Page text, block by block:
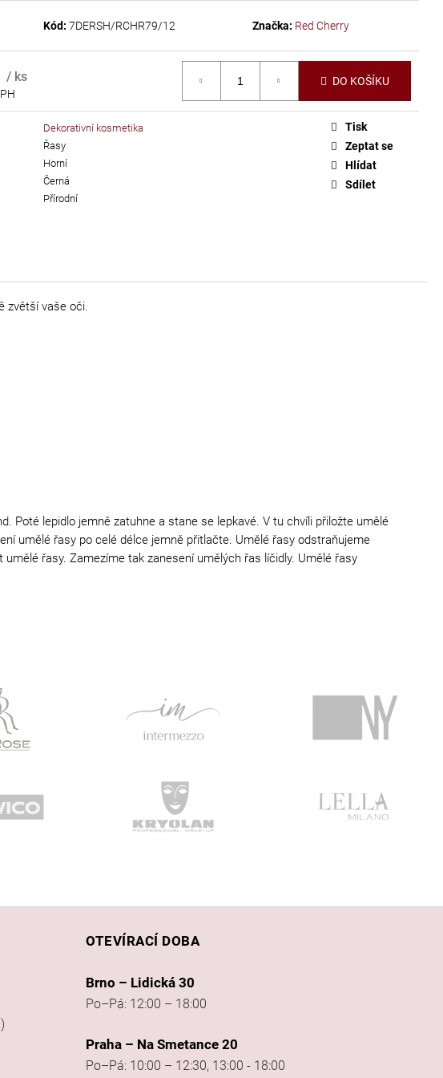
Kód: 7DERSH/RCHR79/12 Značka: Red Cherry
/ ks DO KOŠÍKU
Dekorativní kosmetika
Řasy
Horní
Černá
Přírodní
Tisk
Zeptat se
Hlídat
Sdílet
zvětší vaše oči.
Poté lepidlo jemně zatuhne a stane se lepkavé. V tu chvíli přiložte umělé
umělé řasy po celé délce jemně přitlačte. Umělé řasy odstraňujeme
řasy. Zamezíme tak zanesení umělých řas líčidly. Umělé řasy
OTEVÍRACÍ DOBA
Brno – Lidická 30
Po–Pá: 12:00 – 18:00
Praha – Na Smetance 20
Po–Pá: 10:00 – 12:30, 13:00 - 18:00